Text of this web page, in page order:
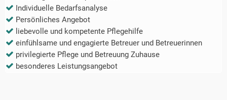
Individuelle Bedarfsanalyse
Persönliches Angebot
liebevolle und kompetente Pflegehilfe
einfühlsame und engagierte Betreuer und Betreuerinnen
privilegierte Pflege und Betreuung Zuhause
besonderes Leistungsangebot